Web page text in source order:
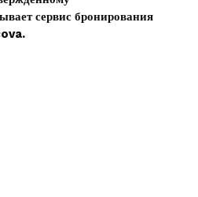
сервис бронирования